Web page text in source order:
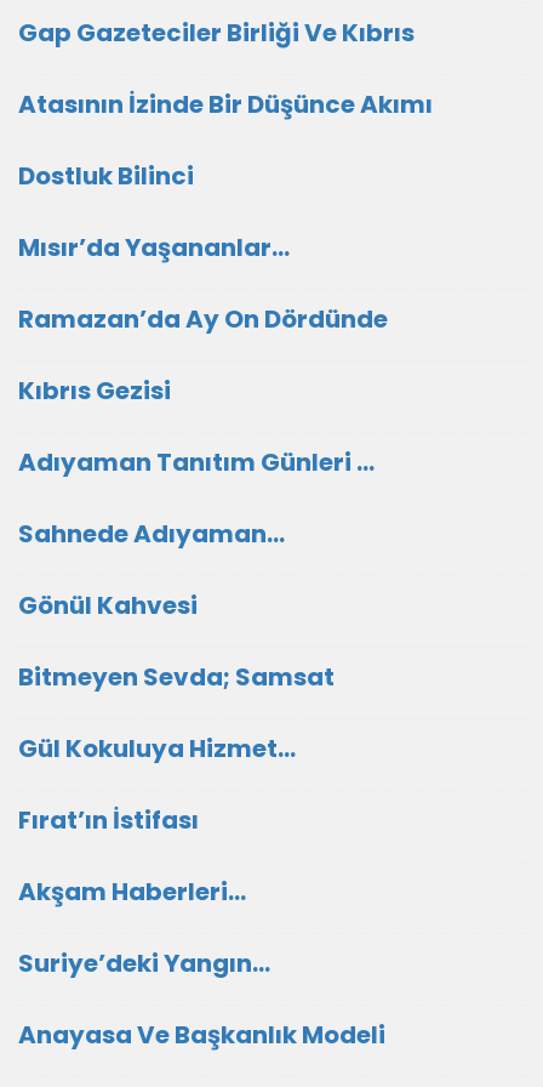
Gap Gazeteciler Birliği Ve Kıbrıs
Atasının İzinde Bir Düşünce Akımı
Dostluk Bilinci
Mısır’da Yaşananlar…
Ramazan’da Ay On Dördünde
Kıbrıs Gezisi
Adıyaman Tanıtım Günleri ...
Sahnede Adıyaman…
Gönül Kahvesi
Bitmeyen Sevda; Samsat
Gül Kokuluya Hizmet…
Fırat’ın İstifası
Akşam Haberleri…
Suriye’deki Yangın…
Anayasa Ve Başkanlık Modeli